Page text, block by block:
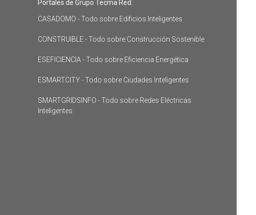
Portales de Grupo Tecma Red:
CASADOMO - Todo sobre Edificios Inteligentes
CONSTRUIBLE - Todo sobre Construcción Sostenible
ESEFICIENCIA - Todo sobre Eficiencia Energética
ESMARTCITY - Todo sobre Ciudades Inteligentes
SMARTGRIDSINFO - Todo sobre Redes Eléctricas
Inteligentes